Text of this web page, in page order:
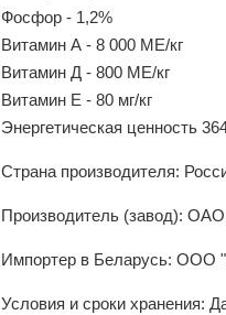
Фосфор - 1,2%
Витамин А - 8 000 МЕ/кг
Витамин Д - 800 МЕ/кг
Витамин Е - 80 мг/кг
Энергетическая ценность
Страна производителя:
Производитель (завод): ОАО
Импортер в Беларусь: ООО
Условия и сроки хранения: